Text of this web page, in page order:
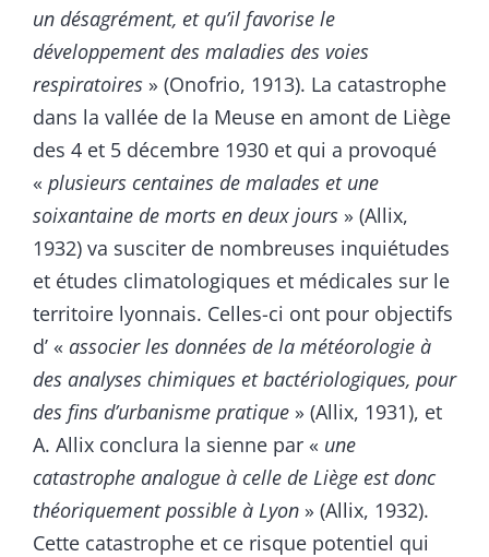
un désagrément, et qu’il favorise le
développement des maladies des voies
respiratoires » (Onofrio, 1913). La catastrophe
dans la vallée de la Meuse en amont de Liège
des 4 et 5 décembre 1930 et qui a provoqué
« plusieurs centaines de malades et une
soixantaine de morts en deux jours » (Allix,
1932) va susciter de nombreuses inquiétudes
et études climatologiques et médicales sur le
territoire lyonnais. Celles-ci ont pour objectifs
d’ « associer les données de la météorologie à
des analyses chimiques et bactériologiques, pour
des fins d’urbanisme pratique » (Allix, 1931), et
A. Allix conclura la sienne par « une
catastrophe analogue à celle de Liège est donc
théoriquement possible à Lyon » (Allix, 1932).
Cette catastrophe et ce risque potentiel qui